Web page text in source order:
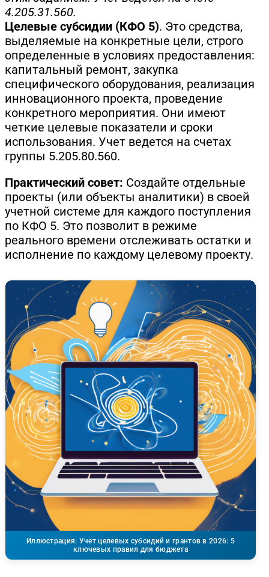
4.205.31.560.
Целевые субсидии (КФО 5). Это средства,
выделяемые на конкретные цели, строго
определенные в условиях предоставления:
капитальный ремонт, закупка
специфического оборудования, реализация
инновационного проекта, проведение
конкретного мероприятия. Они имеют
четкие целевые показатели и сроки
использования. Учет ведется на счетах
группы 5.205.80.560.
Практический совет: Создайте отдельные
проекты (или объекты аналитики) в своей
учетной системе для каждого поступления
по КФО 5. Это позволит в режиме
реального времени отслеживать остатки и
исполнение по каждому целевому проекту.
Иллюстрация: Учет целевых субсидий и грантов в 2026: 5
ключевых правил для бюджета